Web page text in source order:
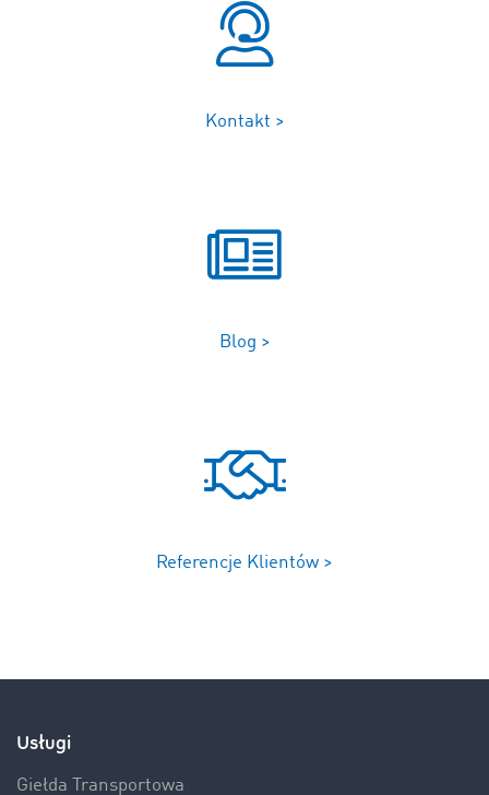
Kontakt >
Blog >
Referencje Klientów >
Usługi
Giełda Transportowa